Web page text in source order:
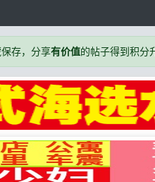
存，分享有价值的帖子得到积分